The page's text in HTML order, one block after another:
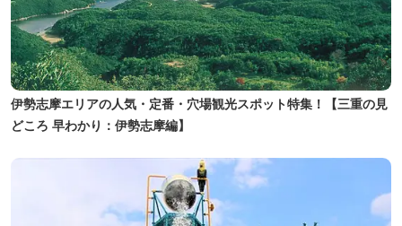
伊勢志摩エリアの人気・定番・穴場観光スポット特集！【三重の見
どころ 早わかり：伊勢志摩編】